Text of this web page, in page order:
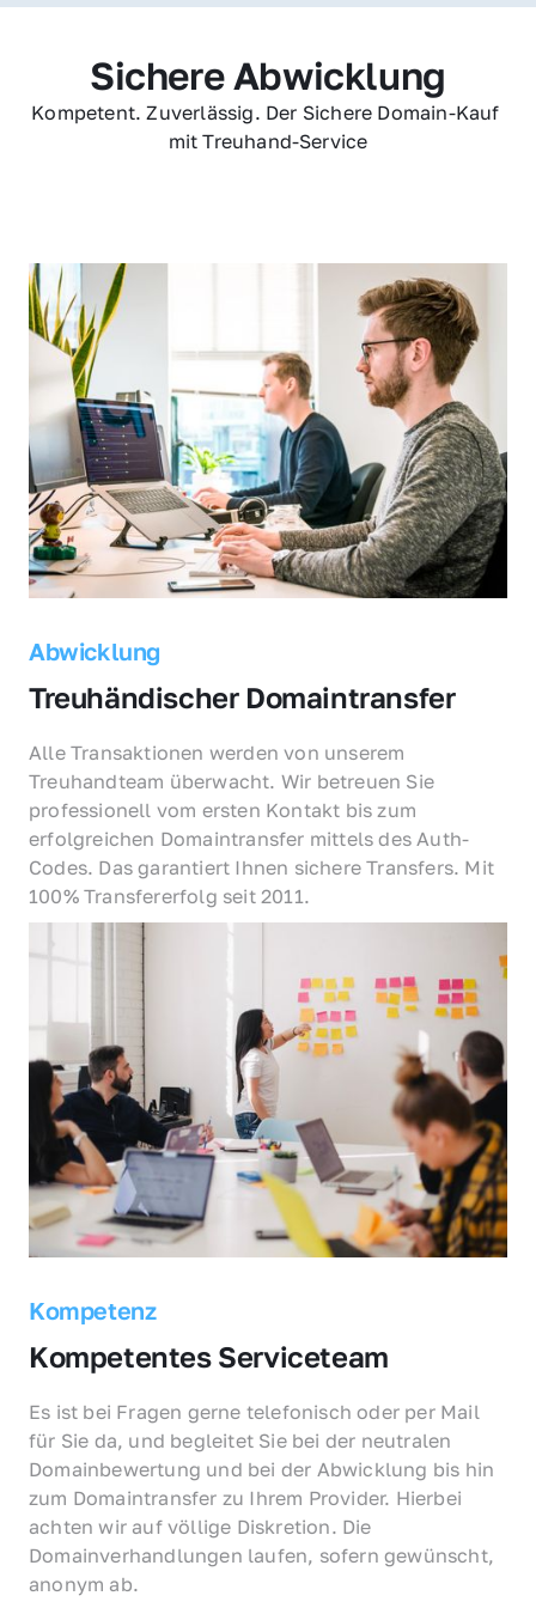
Sichere Abwicklung
Kompetent. Zuverlässig. Der Sichere Domain-Kauf
mit Treuhand-Service
Abwicklung
Treuhändischer Domaintransfer
Alle Transaktionen werden von unserem
Treuhandteam überwacht. Wir betreuen Sie
professionell vom ersten Kontakt bis zum
erfolgreichen Domaintransfer mittels des Auth-
Codes. Das garantiert Ihnen sichere Transfers. Mit
100% Transfererfolg seit 2011.
Kompetenz
Kompetentes Serviceteam
Es ist bei Fragen gerne telefonisch oder per Mail
für Sie da, und begleitet Sie bei der neutralen
Domainbewertung und bei der Abwicklung bis hin
zum Domaintransfer zu Ihrem Provider. Hierbei
achten wir auf völlige Diskretion. Die
Domainverhandlungen laufen, sofern gewünscht,
anonym ab.